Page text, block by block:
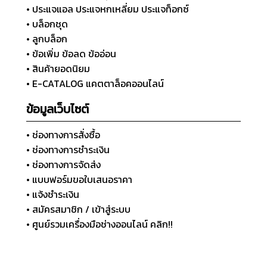
• ประแจแอล ประแจหกเหลี่ยม ประแจท็อกซ์
• บล็อกชุด
• ลูกบล็อก
• ข้อเพิ่ม ข้อลด ข้ออ่อน
• สินค้ายอดนิยม
• E-CATALOG แคตตาล็อคออนไลน์
ข้อมูลเว็บไซต์
• ช่องทางการสั่งซื้อ
• ช่องทางการชำระเงิน
• ช่องทางการจัดส่ง
• แบบฟอร์มขอใบเสนอราคา
• แจ้งชำระเงิน
• สมัครสมาชิก / เข้าสู่ระบบ
• ศูนย์รวมเครื่องมือช่างออนไลน์ คลิก!!